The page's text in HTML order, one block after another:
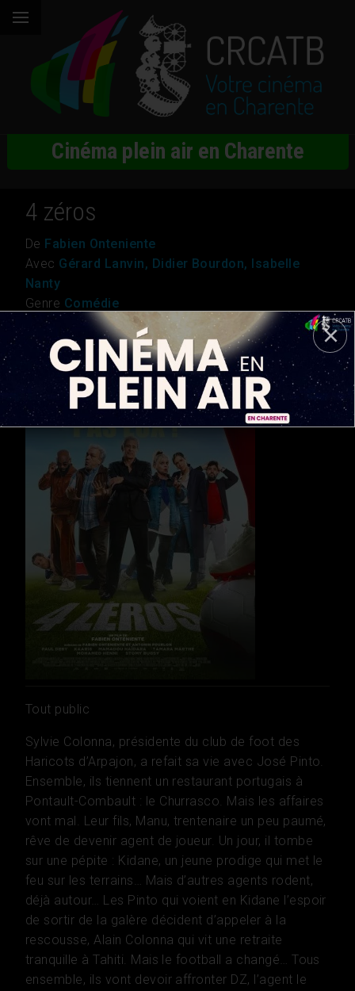
Cinéma plein air en Charente
4 zéros
De Fabien Onteniente
Avec Gérard Lanvin, Didier Bourdon, Isabelle
Nanty
Genre Comédie
NationalitéFrance
Durée1h 42
Tout public
Sylvie Colonna, présidente du club de foot des
Haricots d’Arpajon, a refait sa vie avec José Pinto.
Ensemble, ils tiennent un restaurant portugais à
Pontault-Combault : le Churrasco. Mais les affaires
vont mal. Leur fils, Manu, trentenaire un peu paumé,
rêve de devenir agent de joueur. Un jour, il tombe
sur une pépite : Kidane, un jeune prodige qui met le
feu sur les terrains… Mais d’autres agents rodent,
déjà autour… Les Pinto qui voient en Kidane l’espoir
de sortir de la galère décident d’appeler à la
rescousse, Alain Colonna qui vit une retraite
tranquille à Tahiti. Mais le football a changé… Tous
ensemble, ils vont devoir affronter DZ, l’agent le